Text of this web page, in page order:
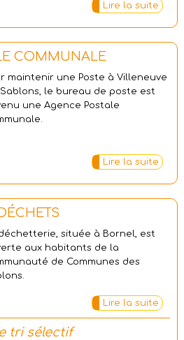
Lire la suite
COMMUNALE
maintenir une Poste à Villeneuve
le bureau de poste est
une Agence Postale
Lire la suite
située à Bornel, est
aux habitants de la
de Communes des
Lire la suite
tri sélectif